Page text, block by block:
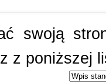
swoją
z poniższej